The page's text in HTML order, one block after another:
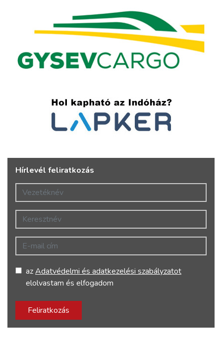
Hírlevél feliratkozás
Vezetéknév
Keresztnév
E-mail cím
azAdatvédelmi és adatkezelési szabályzatot
elolvastam és elfogadom
Feliratkozás